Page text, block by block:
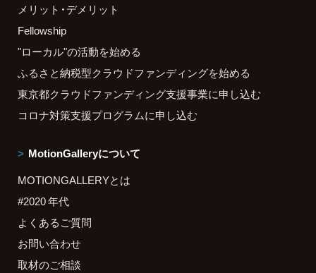
メリット・デメリット
Fellowship
"ローカル"の活動を始める
ふるさと納税型クラウドファンディングを始める
東京都クラウドファンディング支援事業に申し込む
コロナ対策支援プログラムに申し込む
MotionGalleryについて
MOTIONGALLERYとは
#2020 年代
よくあるご質問
お問い合わせ
取材のご相談